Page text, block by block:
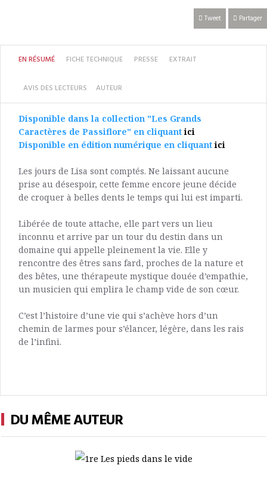
Tweet Partager
EN RÉSUMÉ FICHE TECHNIQUE PRESSE EXTRAIT
AVIS DES LECTEURS AUTEUR
Disponible dans la collection "Les Grands
Caractères de Passiflore" en cliquantici
Disponible en édition numérique en cliquantici
Les jours de Lisa sont comptés. Ne laissant aucune
prise au désespoir, cette femme encore jeune décide
de croquer à belles dents le temps qui lui est imparti.
Libérée de toute attache, elle part vers un lieu
inconnu et arrive par un tour du destin dans un
domaine qui appelle pleinement la vie. Elle y
rencontre des êtres sans fard, proches de la nature et
des bêtes, une thérapeute mystique douée d’empathie,
un musicien qui emplira le champ vide de son cœur.
C’est l’histoire d’une vie qui s’achève hors d’un
chemin de larmes pour s’élancer, légère, dans les rais
de l’infini.
DU MÊME AUTEUR